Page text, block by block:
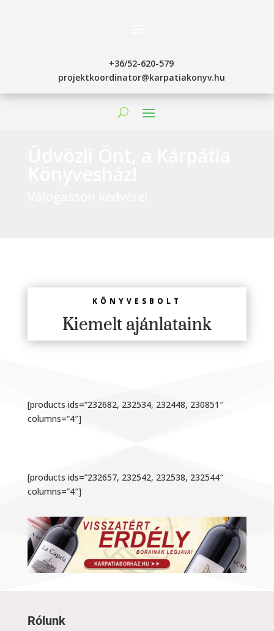
+36/52-620-579
projektkoordinator@karpatiakonyv.hu
KÖNYVESBOLT
Kiemelt ajánlataink
[products ids=”232682, 232534, 232448, 230851″
columns=”4″]
[products ids=”232657, 232542, 232538, 232544″
columns=”4″]
Rólunk